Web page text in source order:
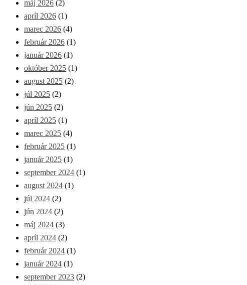
máj 2026 (2)
apríl 2026 (1)
marec 2026 (4)
február 2026 (1)
január 2026 (1)
október 2025 (1)
august 2025 (2)
júl 2025 (2)
jún 2025 (2)
apríl 2025 (1)
marec 2025 (4)
február 2025 (1)
január 2025 (1)
september 2024 (1)
august 2024 (1)
júl 2024 (2)
jún 2024 (2)
máj 2024 (3)
apríl 2024 (2)
február 2024 (1)
január 2024 (1)
september 2023 (2)